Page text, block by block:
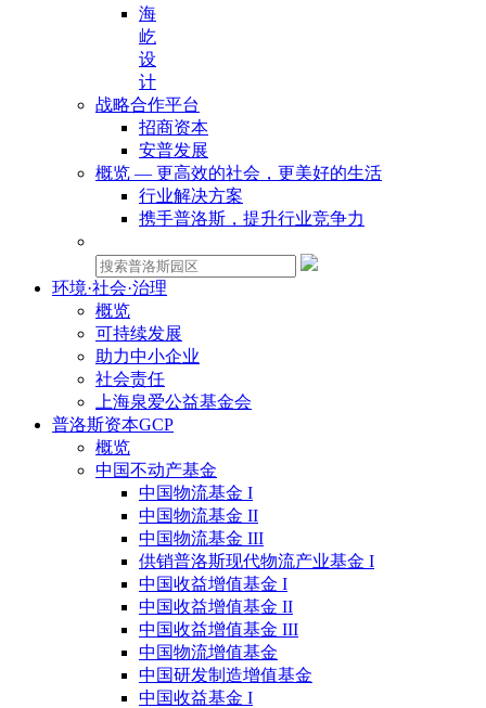
海
屹
设
计
战略合作平台
招商资本
安普发展
概览 — 更高效的社会，更美好的生活
行业解决方案
携手普洛斯，提升行业竞争力
环境·社会·治理
概览
可持续发展
助力中小企业
社会责任
上海泉爱公益基金会
普洛斯资本GCP
概览
中国不动产基金
中国物流基金 I
中国物流基金 II
中国物流基金 III
供销普洛斯现代物流产业基金 I
中国收益增值基金 I
中国收益增值基金 II
中国收益增值基金 III
中国物流增值基金
中国研发制造增值基金
中国收益基金 I